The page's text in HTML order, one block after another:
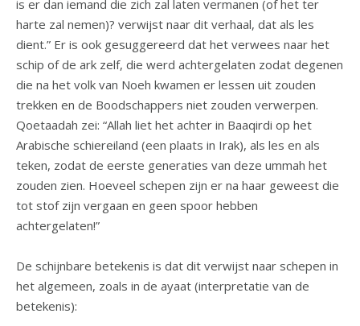
is er dan iemand die zich zal laten vermanen (of het ter
harte zal nemen)? verwijst naar dit verhaal, dat als les
dient.” Er is ook gesuggereerd dat het verwees naar het
schip of de ark zelf, die werd achtergelaten zodat degenen
die na het volk van Noeh kwamen er lessen uit zouden
trekken en de Boodschappers niet zouden verwerpen.
Qoetaadah zei: “Allah liet het achter in Baaqirdi op het
Arabische schiereiland (een plaats in Irak), als les en als
teken, zodat de eerste generaties van deze ummah het
zouden zien. Hoeveel schepen zijn er na haar geweest die
tot stof zijn vergaan en geen spoor hebben
achtergelaten!”
De schijnbare betekenis is dat dit verwijst naar schepen in
het algemeen, zoals in de ayaat (interpretatie van de
betekenis):